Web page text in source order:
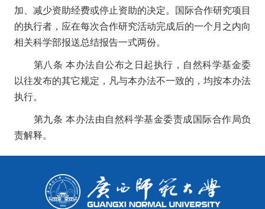
加、减少资助经费或停止资助的决定。国际合作研究项目
的执行者，应在每次合作研究活动完成后的一个月之内向
相关科学部报送总结报告一式两份。
第八条 本办法自公布之日起执行，自然科学基金委
以往发布的其它规定，凡与本办法不一致的，均按本办法
执行。
第九条 本办法由自然科学基金委责成国际合作局负
责解释。